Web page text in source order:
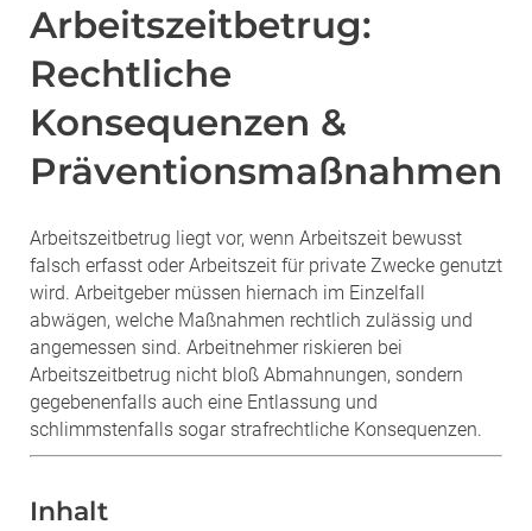
Arbeitszeitbetrug:
Rechtliche
Konsequenzen &
Präventionsmaßnahmen
Arbeitszeitbetrug liegt vor, wenn Arbeitszeit bewusst
falsch erfasst oder Arbeitszeit für private Zwecke genutzt
wird. Arbeitgeber müssen hiernach im Einzelfall
abwägen, welche Maßnahmen rechtlich zulässig und
angemessen sind. Arbeitnehmer riskieren bei
Arbeitszeitbetrug nicht bloß Abmahnungen, sondern
gegebenenfalls auch eine Entlassung und
schlimmstenfalls sogar strafrechtliche Konsequenzen.
Inhalt